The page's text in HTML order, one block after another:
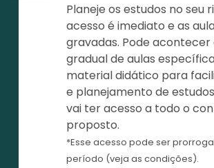
Planeje os estudos no seu
acesso é imediato e as
gravadas. Pode acontecer
gradual de aulas
material didático para
e planejamento de
vai ter acesso a todo o
proposto.
*Esse acesso pode ser
período (veja as condições).